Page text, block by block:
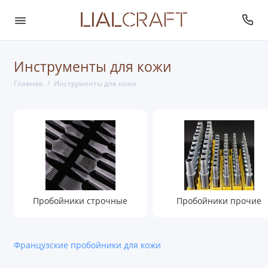
Инструменты для кожи
Главная Инструменты для кожи
Пробойники строчные Пробойники прочие
Французские пробойники для кожи